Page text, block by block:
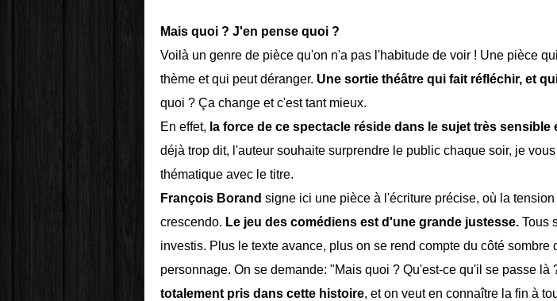
Mais quoi ? J'en pense quoi ?
Voilà un genre de pièce qu'on n'a pas l'habitude de voir ! Une pièce
thème et qui peut déranger. Une sortie théâtre qui fait réfléchir, et
quoi ? Ça change et c'est tant mieux.
En effet, la force de ce spectacle réside dans le sujet très sensible
déjà trop dit, l'auteur souhaite surprendre le public chaque soir, je
thématique avec le titre.
François Borand signe ici une pièce à l'écriture précise, où la tension
crescendo. Le jeu des comédiens est d'une grande justesse. Tous
investis. Plus le texte avance, plus on se rend compte du côté sombre
personnage. On se demande: "Mais quoi ? Qu'est-ce qu'il se passe là
totalement pris dans cette histoire, et on veut en connaître la fin à